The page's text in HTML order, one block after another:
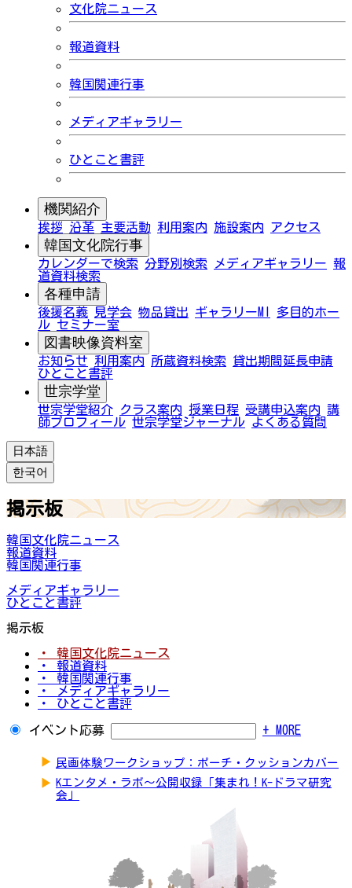
文化院ニュース
報道資料
韓国関連行事
メディアギャラリー
ひとこと書評
機関紹介
挨拶 沿革 主要活動 利用案内 施設案内 アクセス
韓国文化院行事
カレンダーで検索 分野別検索 メディアギャラリー 報
道資料検索
各種申請
後援名義 見学会 物品貸出 ギャラリーMI
多目的ホー
ル セミナー室
図書映像資料室
お知らせ 利用案内 所蔵資料検索
貸出期間延長申請
ひとこと書評
世宗学堂
世宗学堂紹介 クラス案内 授業日程 受講申込案内 講
師プロフィール 世宗学堂ジャーナル よくある質問
日本語
한국어
掲示板
韓国文化院ニュース
報道資料
韓国関連行事
メディアギャラリー
ひとこと書評
掲示板
・ 韓国文化院ニュース
・ 報道資料
・ 韓国関連行事
・ メディアギャラリー
・ ひとこと書評
イベント応募 + MORE
▶ 民画体験ワークショップ：ポーチ・クッションカバー
▶ Kエンタメ・ラボ～公開収録「集まれ！K-ドラマ研究
会」